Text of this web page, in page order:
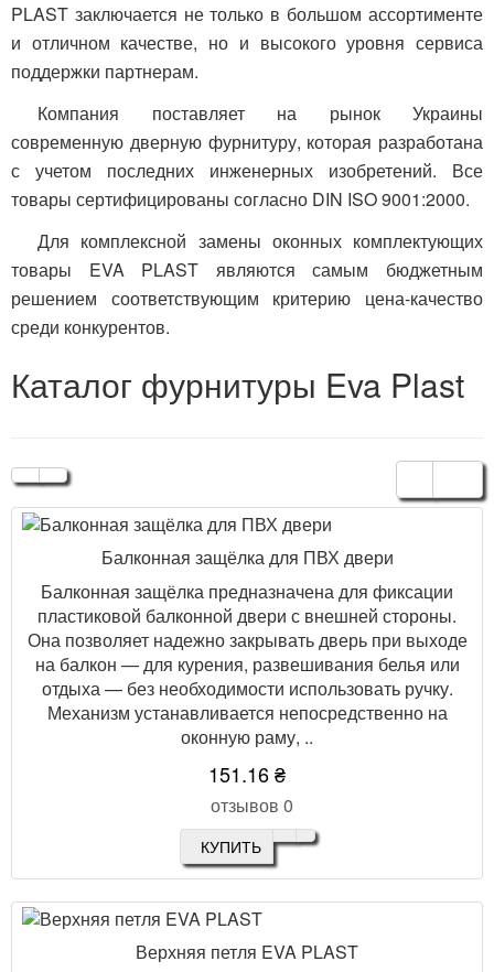
PLAST заключается не только в большом ассортименте
и отличном качестве, но и высокого уровня сервиса
поддержки партнерам.
Компания поставляет на рынок Украины
современную дверную фурнитуру, которая разработана
с учетом последних инженерных изобретений. Все
товары сертифицированы согласно DIN ISO 9001:2000.
Для комплексной замены оконных комплектующих
товары EVA PLAST являются самым бюджетным
решением соответствующим критерию цена-качество
среди конкурентов.
Каталог фурнитуры Eva Plast
Балконная защёлка для ПВХ двери
Балконная защёлка предназначена для фиксации
пластиковой балконной двери с внешней стороны.
Она позволяет надежно закрывать дверь при выходе
на балкон — для курения, развешивания белья или
отдыха — без необходимости использовать ручку.
Механизм устанавливается непосредственно на
оконную раму, ..
151.16 ₴
отзывов 0
КУПИТЬ
Верхняя петля EVA PLAST